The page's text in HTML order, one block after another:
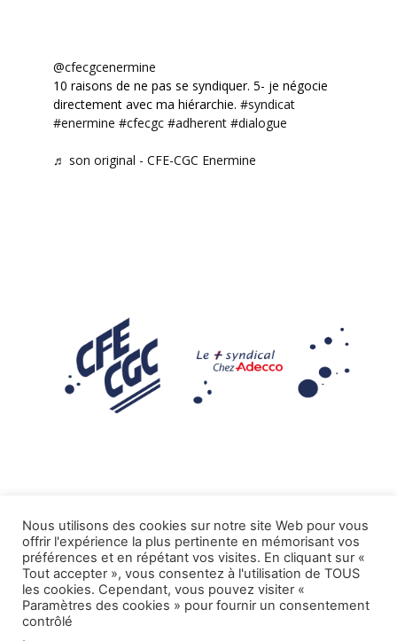
@cfecgcenermine
10 raisons de ne pas se syndiquer. 5- je négocie
directement avec ma hiérarchie. #syndicat
#enermine #cfecgc #adherent #dialogue
♬ son original - CFE-CGC Enermine
Mentions légales
Tous droits réservés CFE-CGC ADECCO.
Nous utilisons des cookies sur notre site Web pour vous
offrir l'expérience la plus pertinente en mémorisant vos
préférences et en répétant vos visites. En cliquant sur «
Tout accepter », vous consentez à l'utilisation de TOUS
les cookies. Cependant, vous pouvez visiter «
Paramètres des cookies » pour fournir un consentement
contrôlé
.